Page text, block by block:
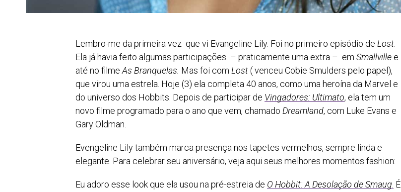
Lembro-me da primeira vez que vi Evangeline Lily. Foi no primeiro episódio de Lost.
Ela já havia feito algumas participações – praticamente uma extra – em Smallville e
até no filmeAs Branquelas. Mas foi com Lost( venceu Cobie Smulders pelo papel),
que virou uma estrela. Hoje (3) ela completa 40 anos, como uma heroína da Marvel e
do universo dos Hobbits. Depois de participar de Vingadores: Ultimato, ela tem um
novo filme programado para o ano que vem, chamado Dreamland, com Luke Evans e
Gary Oldman.
Evengeline Lily também marca presença nos tapetes vermelhos, sempre linda e
elegante. Para celebrar seu aniversário, veja aqui seus melhores momentos fashion:
Eu adoro esse look que ela usou na pré-estreia de O Hobbit: A Desolação de Smaug. É